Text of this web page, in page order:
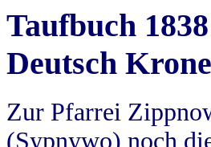
Taufbuch
Deutsch Krone
Zur Pfarrei
(Sypnywo) noch